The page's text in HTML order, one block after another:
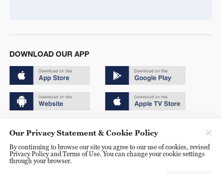
DOWNLOAD OUR APP
京ICP备20000184号
京公网安备 11010502050052号
Our Privacy Statement & Cookie Policy
By continuing to browse our site you agree to our use of cookies, revised
Privacy Policy and Terms of Use. You can change your cookie settings
through your browser.